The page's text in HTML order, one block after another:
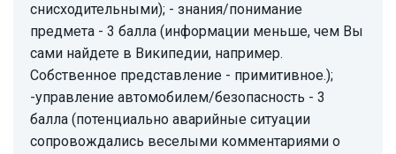
снисходительными); - знания/понимание
предмета - 3 балла (информации меньше, чем Вы
сами найдете в Википедии, например.
Собственное представление - примитивное.);
-управление автомобилем/безопасность - 3
балла (потенциально аварийные ситуации
сопровождались веселыми комментариями о